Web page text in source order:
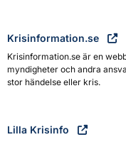
Krisinformation.se
Krisinformation.se är en
myndigheter och andra
stor händelse eller kris.
Lilla Krisinfo